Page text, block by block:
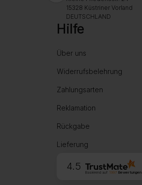
15328 Küstriner Vorland
DEUTSCHLAND
Hilfe
Über uns
Widerrufsbelehrung
Zahlungsarten
Reklamation
Rückgabe
Lieferung
4.5
Basierend auf 1997Bewertungen